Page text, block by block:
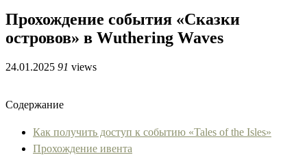
Прохождение события «Сказки
островов» в Wuthering Waves
24.01.2025 91 views
Содержание
Как получить доступ к событию «Tales of the Isles»
Прохождение ивента